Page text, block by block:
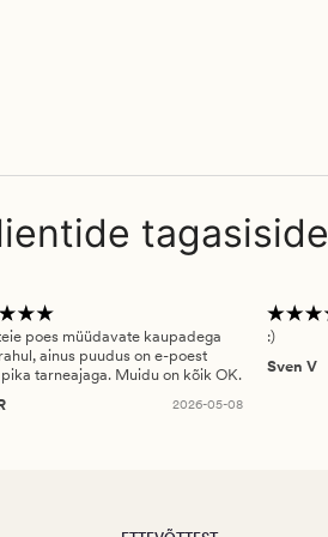
tagasiside
poes müüdavate kaupadega
ainus puudus on e-poest
tarneajaga. Muidu on kõik OK.
2026-05-08
:)
Sven V